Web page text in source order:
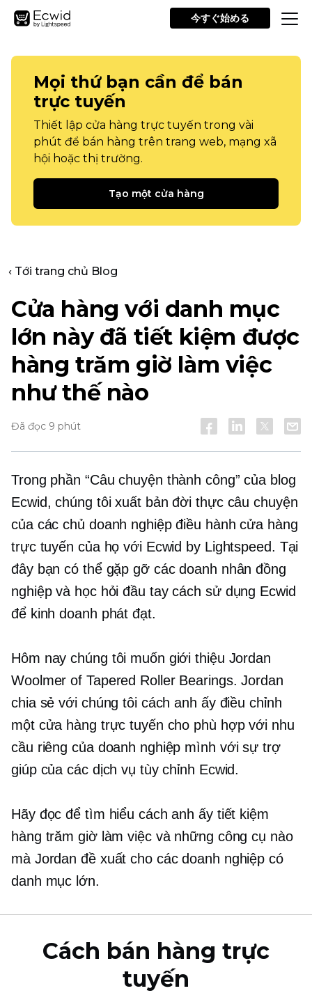
今すぐ始める
Mọi thứ bạn cần để bán
trực tuyến
Thiết lập cửa hàng trực tuyến trong vài
phút để bán hàng trên trang web, mạng xã
hội hoặc thị trường.
Tạo một cửa hàng
‹ Tới trang chủ Blog
Cửa hàng với danh mục
lớn này đã tiết kiệm được
hàng trăm giờ làm việc
như thế nào
Đã đọc 9 phút
Trong phần “Câu chuyện thành công” của blog
Ecwid, chúng tôi xuất bảnđời thựccâu chuyện
của các chủ doanh nghiệp điều hành cửa hàng
trực tuyến của họ với Ecwid by Lightspeed. Tại
đây bạn có thể gặp gỡ các doanh nhân đồng
nghiệp và học hỏiđầu taycách sử dụng Ecwid
để kinh doanh phát đạt.
Hôm nay chúng tôi muốn giới thiệu Jordan
Woolmer of Tapered Roller Bearings. Jordan
chia sẻ với chúng tôi cách anh ấy điều chỉnh
một cửa hàng trực tuyến cho phù hợp với nhu
cầu riêng của doanh nghiệp mình với sự trợ
giúp của các dịch vụ tùy chỉnh Ecwid.
Hãy đọc để tìm hiểu cách anh ấy tiết kiệm
hàng trăm giờ làm việc và những công cụ nào
mà Jordan đề xuất cho các doanh nghiệp có
danh mục lớn.
Cách bán hàng trực
tuyến